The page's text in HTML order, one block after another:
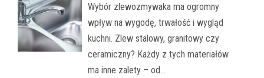
Wybór zlewozmywaka ma ogromny
wpływ na wygodę, trwałość i wygląd
kuchni. Zlew stalowy, granitowy czy
ceramiczny? Każdy z tych materiałów
ma inne zalety – od…